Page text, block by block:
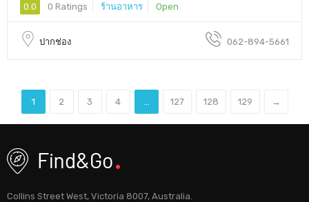
0.0 0 Ratings ร้านอาหาร Open
ปากช่อง 062-894-5661
1 2 3 4 127 128 129 →
Collins Street West, Victoria 8007, Australia.